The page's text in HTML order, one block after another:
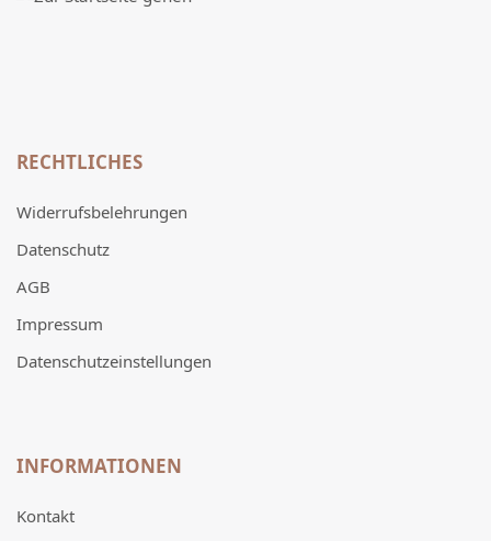
RECHTLICHES
Widerrufsbelehrungen
Datenschutz
AGB
Impressum
Datenschutzeinstellungen
INFORMATIONEN
Kontakt